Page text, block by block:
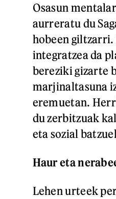
Osasun
aurreratu du
hobeen giltzarri.
integratzea da
bereziki gizarte
marjinaltasuna
eremuetan.
du zerbitzuak
eta sozial
Haur eta
Lehen urteek